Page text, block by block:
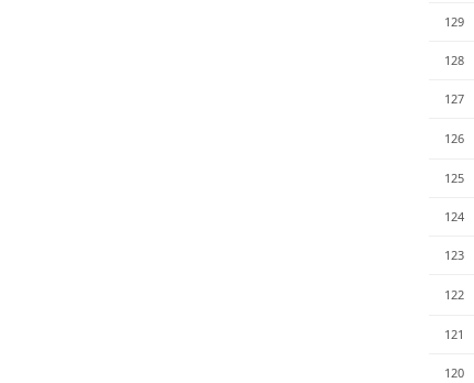
129
128
127
126
125
124
123
122
121
120